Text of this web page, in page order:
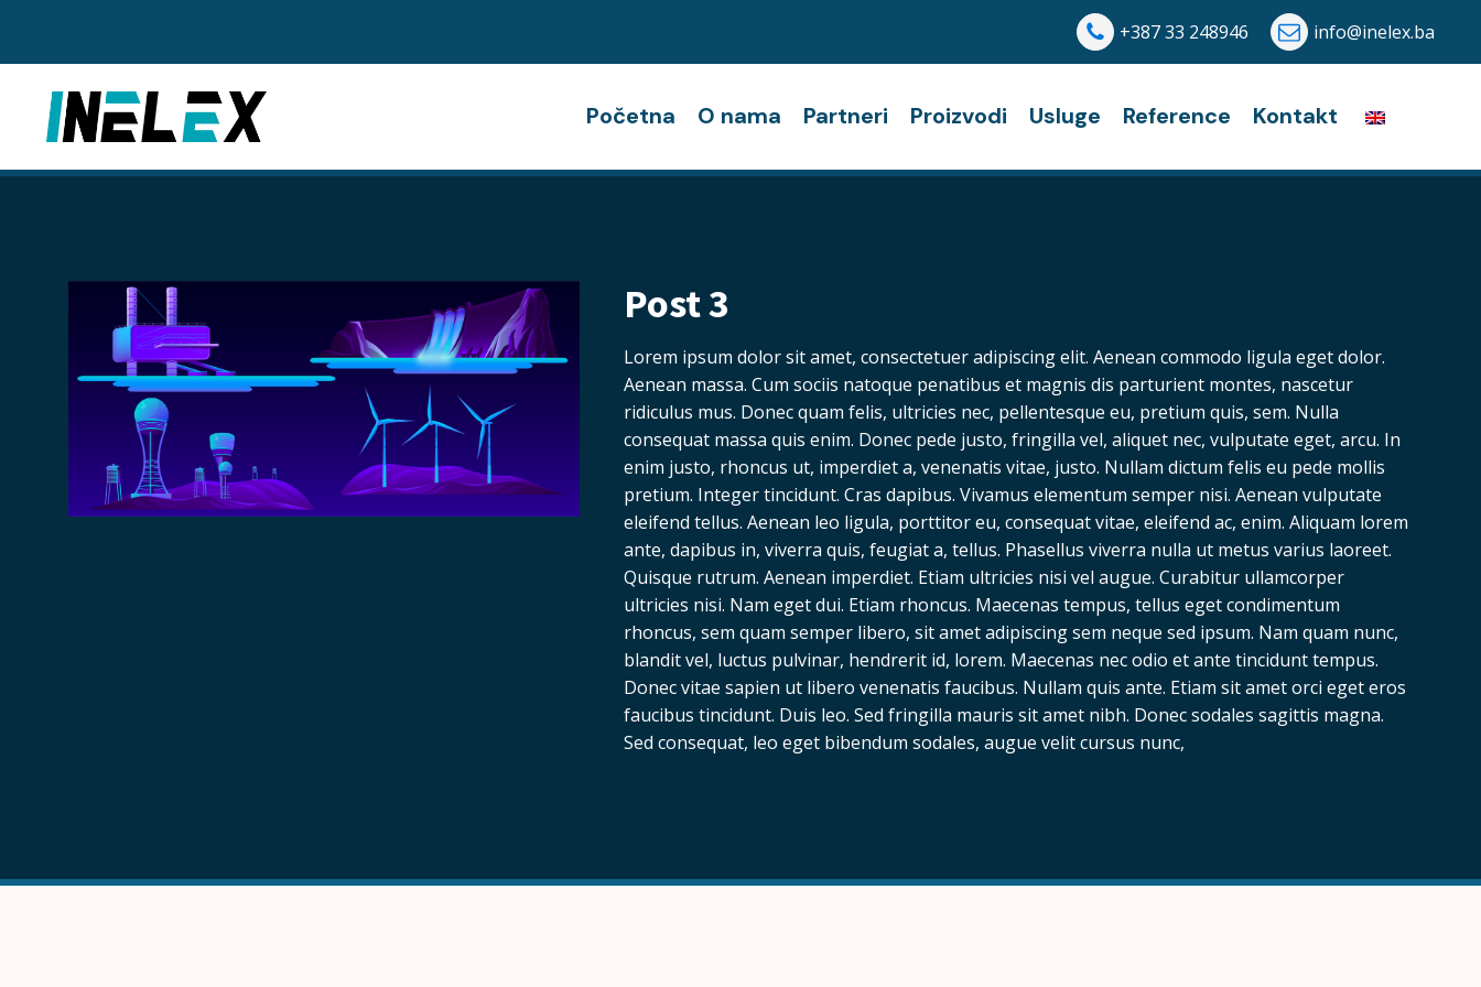
+387 33 248946 info@inelex.ba
Početna O nama Partneri Proizvodi Usluge Reference Kontakt
Post 3
Lorem ipsum dolor sit amet, consectetuer adipiscing elit. Aenean commodo ligula eget dolor.
Aenean massa. Cum sociis natoque penatibus et magnis dis parturient montes, nascetur
ridiculus mus. Donec quam felis, ultricies nec, pellentesque eu, pretium quis, sem. Nulla
consequat massa quis enim. Donec pede justo, fringilla vel, aliquet nec, vulputate eget, arcu. In
enim justo, rhoncus ut, imperdiet a, venenatis vitae, justo. Nullam dictum felis eu pede mollis
pretium. Integer tincidunt. Cras dapibus. Vivamus elementum semper nisi. Aenean vulputate
eleifend tellus. Aenean leo ligula, porttitor eu, consequat vitae, eleifend ac, enim. Aliquam lorem
ante, dapibus in, viverra quis, feugiat a, tellus. Phasellus viverra nulla ut metus varius laoreet.
Quisque rutrum. Aenean imperdiet. Etiam ultricies nisi vel augue. Curabitur ullamcorper
ultricies nisi. Nam eget dui. Etiam rhoncus. Maecenas tempus, tellus eget condimentum
rhoncus, sem quam semper libero, sit amet adipiscing sem neque sed ipsum. Nam quam nunc,
blandit vel, luctus pulvinar, hendrerit id, lorem. Maecenas nec odio et ante tincidunt tempus.
Donec vitae sapien ut libero venenatis faucibus. Nullam quis ante. Etiam sit amet orci eget eros
faucibus tincidunt. Duis leo. Sed fringilla mauris sit amet nibh. Donec sodales sagittis magna.
Sed consequat, leo eget bibendum sodales, augue velit cursus nunc,